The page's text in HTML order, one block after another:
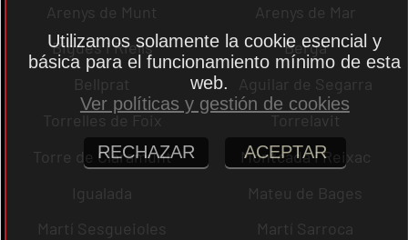
Arenys de Munt
Arenys de Mar
Bigues i Riells
Berga
Bellprat
Aguilar de Segarra
Torrelles de Foix
Torrelavit
Torre de Claramunt
Montcada i Reixac
Igualada
Mateu de Bages
Martí Sesgueioles
Martí Sarroca
Utilizamos solamente la cookie esencial y
básica para el funcionamiento mínimo de esta
web.
Ver políticas y gestión de cookies
RECHAZAR ACEPTAR